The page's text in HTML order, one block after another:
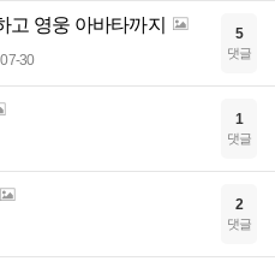
고 영웅 아바타까지
07-30
5
댓글
1
댓글
2
댓글